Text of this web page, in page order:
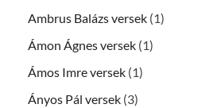
Ambrus Balázs versek (1)
Ámon Ágnes versek (1)
Ámos Imre versek (1)
Ányos Pál versek (3)